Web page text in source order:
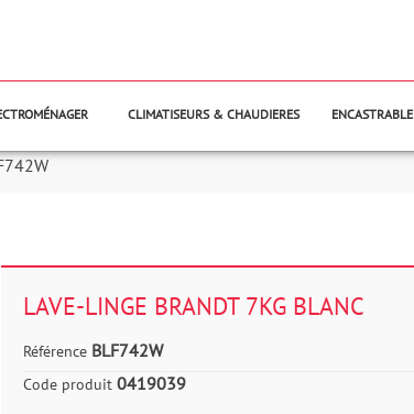
CLIMATISEURS & CHAUDIERES ENCASTRABLE
LAVE-LINGE BRANDT 7KG BLANC
Référence BLF742W
Code produit 0419039